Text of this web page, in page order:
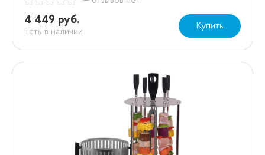
4 449 руб.
Есть в наличии
Купить